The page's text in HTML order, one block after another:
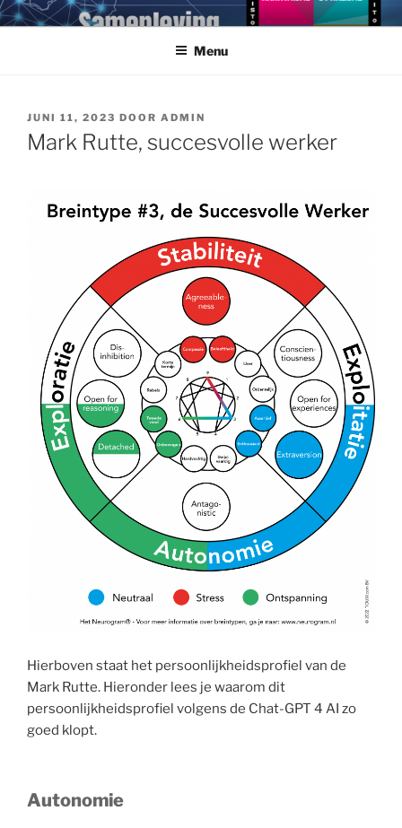
Ga
naarNEUROGRAM
Doorgrond jezelf en anderen met Cybernetic Big Five Theory
Menu
GEPLAATST
OP
JUNI 11, 2023 DOOR ADMIN
Mark Rutte, succesvolle werker
Hierboven staat het persoonlijkheidsprofiel van de
Mark Rutte. Hieronder lees je waarom dit
persoonlijkheidsprofiel volgens de Chat-GPT 4 AI zo
goed klopt.
Autonomie